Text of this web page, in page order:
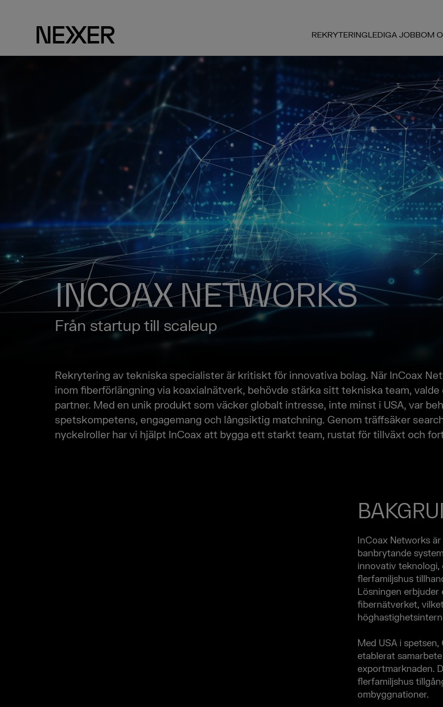
REKRYTERINGLEDIGA JOBBOM
INCOAX NETWORKS
Från startup till scaleup
Rekrytering av tekniska specialister är kritiskt för innovativa bolag. När InCoax
inom fiberförlängning via koaxialnätverk, behövde stärka sitt tekniska team, valde
partner. Med en unik produkt som väcker globalt intresse, inte minst i USA, var
spetskompetens, engagemang och långsiktig matchning. Genom träffsäker
nyckelroller har vi hjälpt InCoax att bygga ett starkt team, rustat för tillväxt och
InCoax Networks
banbrytande
innovativ teknologi,
flerfamiljshus
Lösningen
fibernätverket,
Med USA i
etablerat
exportmarknaden.
flerfamiljshus
ombyggnationer.